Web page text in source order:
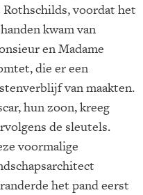
Rothschilds, voordat het
kwam van
en Madame
die er een
van maakten.
hun zoon, kreeg
de sleutels.
voormalige
het pand eerst